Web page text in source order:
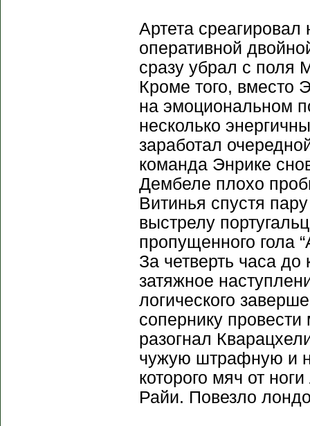
Артета
оперативной
сразу убрал с поля
Кроме того, вместо
на эмоциональном
несколько
заработал
команда Энрике
Дембеле плохо
Витинья спустя
выстрелу
пропущенного гола
За четверть часа
затяжное
логического
сопернику провести
разогнал
чужую штрафную и
которого мяч от
Райи. Повезло